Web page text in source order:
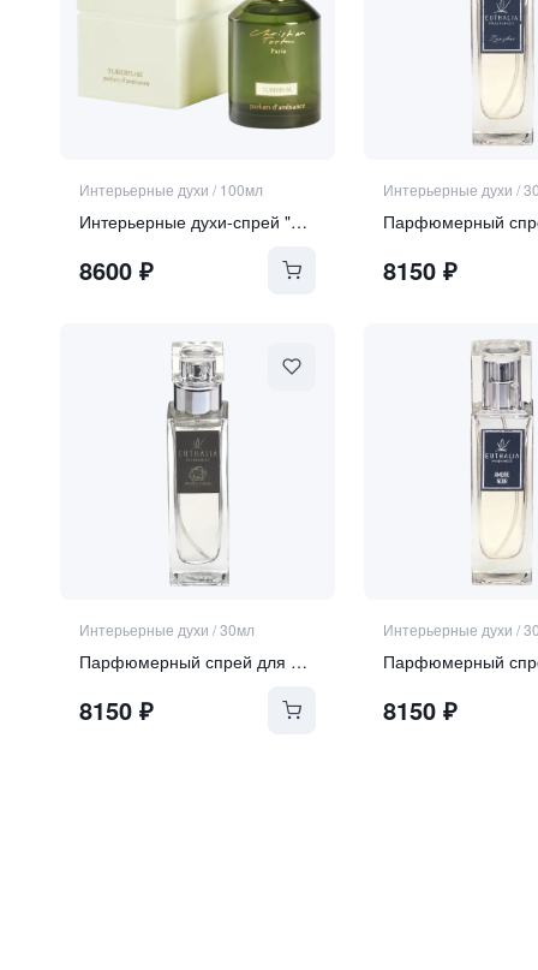
Интерьерные духи / 100мл
Интерьерные духи-спрей "TUBEREUSE"
8600₽
Интерьерные духи /
8150 ₽
Интерьерные духи /30мл
Парфюмерный спрей для дома "Bianco D'alba"
8150₽
Интерьерные духи /
8150 ₽